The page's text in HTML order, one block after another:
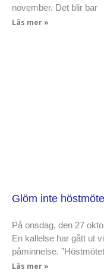
november. Det blir bar
Läs mer »
Glöm inte
På onsdag, den 27
En kallelse har gått ut
påminnelse.
Läs mer »